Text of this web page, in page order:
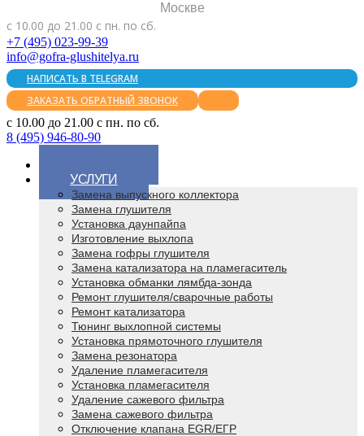
Москве
с 10.00 до 21.00 с пн. по сб.
+7 (495) 023-99-39
info@gofra-glushitelya.ru
НАПИСАТЬ В TELEGRAM
ЗАКАЗАТЬ ОБРАТНЫЙ ЗВОНОК
с 10.00 до 21.00 с пн. по сб.
8 (495) 946-80-90
УСЛУГИ
Замена выпускного коллектора
Замена глушителя
Установка даунпайпа
Изготовление выхлопа
Замена гофры глушителя
Замена катализатора на пламегаситель
Установка обманки лямбда-зонда
Ремонт глушителя/сварочные работы
Ремонт катализатора
Тюнинг выхлопной системы
Установка прямоточного глушителя
Замена резонатора
Удаление пламегасителя
Установка пламегасителя
Удаление сажевого фильтра
Замена сажевого фильтра
Отключение клапана EGR/ЕГР